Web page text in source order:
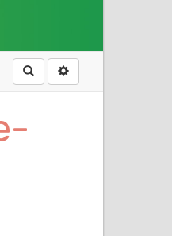
Rechercher